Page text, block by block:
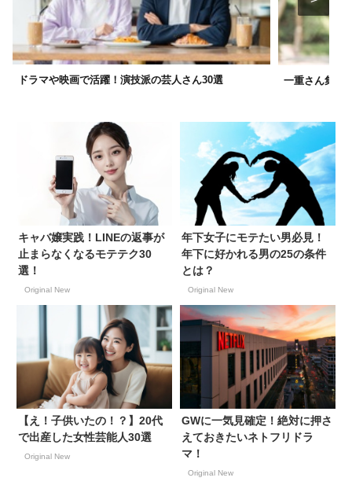
ドラマや映画で活躍！演技派の芸人さん30選 一重さん集ま
キャバ嬢実践！LINEの返事が
止まらなくなるモテテク30
選！
Original New
年下女子にモテたい男必見！
年下に好かれる男の25の条件
とは？
Original New
【え！子供いたの！？】20代
で出産した女性芸能人30選
Original New
GWに一気見確定！絶対に押さ
えておきたいネトフリドラ
マ！
Original New